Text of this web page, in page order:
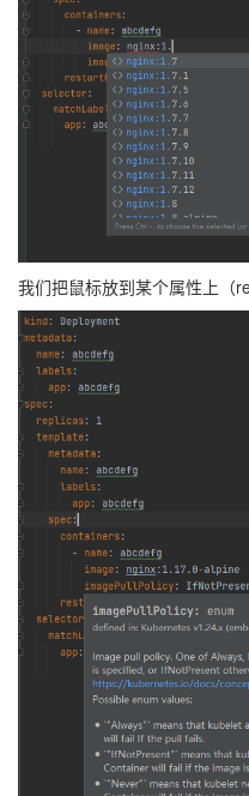
我们把鼠标放到某个属性上（